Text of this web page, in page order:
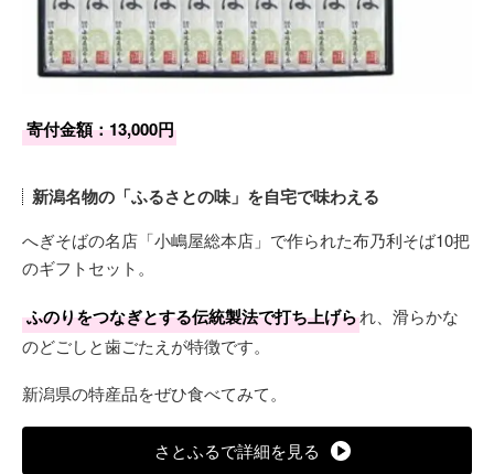
寄付金額：13,000円
新潟名物の「ふるさとの味」を自宅で味わえる
へぎそばの名店「小嶋屋総本店」で作られた布乃利そば10把
のギフトセット。
ふのりをつなぎとする伝統製法で打ち上げられ、滑らかな
のどごしと歯ごたえが特徴です。
新潟県の特産品をぜひ食べてみて。
さとふるで詳細を見る